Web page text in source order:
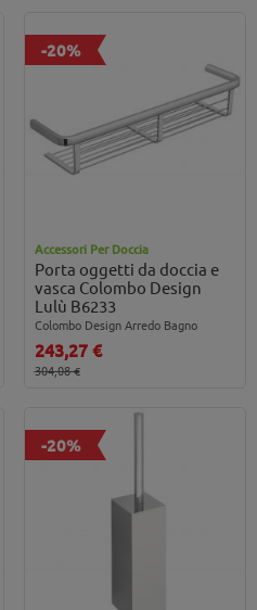
-20%
Accessori Per Doccia
Porta oggetti da doccia e
vasca Colombo Design
Lulù B6233
Colombo Design Arredo Bagno
243,27 €
304,08 €
-20%